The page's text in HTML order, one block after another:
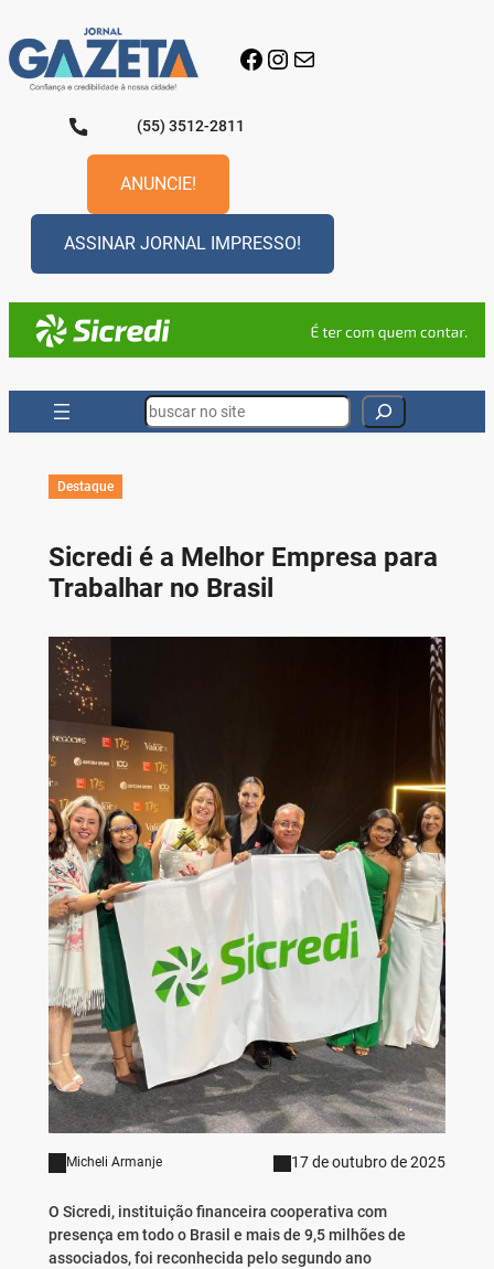
para
o
conteúdo
Facebook
Instagram
E-mail
(55) 3512-2811
ANUNCIE!
ASSINAR JORNAL IMPRESSO!
Search
Destaque
Sicredi é a Melhor Empresa para
Trabalhar no Brasil
Micheli Armanje 17 de outubro de 2025
O Sicredi, instituição financeira cooperativa com
presença em todo o Brasil e mais de 9,5 milhões de
associados, foi reconhecida pelo segundo ano